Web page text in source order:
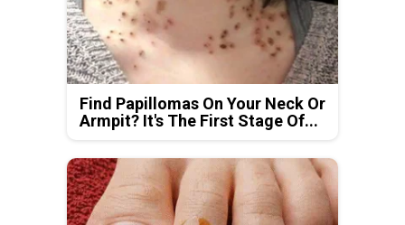
Find Papillomas On Your Neck Or
Armpit? It's The First Stage Of...